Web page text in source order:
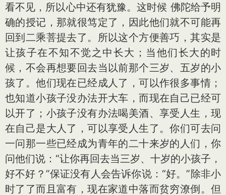
看不见，所以心中还有犹豫。这时候 佛陀给予明
确的授记，那就很笃定了，因此他们就不可能再
回到二乘菩提去了。所以这个方便善巧，其实是
让孩子在不知不觉之中长大；当他们长大的时
候，不会再想要回去当以前那个三岁、五岁的小
孩了。他们现在已经成人了，可以作很多事情；
也知道小孩子没办法开大车，而现在自己已经可
以开了；小孩子没有办法喝美酒、享受人生，现
在自己是大人了，可以享受人生了。你们可去问
一问那一些已经成为青年的二十来岁的人们，你
问他们说：“让你再回去当三岁、十岁的小孩子，
好不好？”保证没有人会告诉你说：“好。”除非小
时了了而且富有，现在家道中落而贫穷潦倒。但